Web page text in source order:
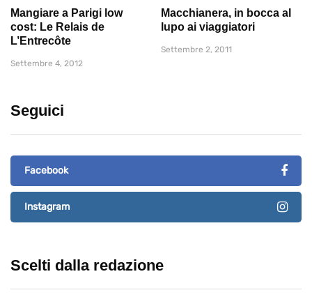
Mangiare a Parigi low
cost: Le Relais de
L’Entrecôte
Settembre 4, 2012
Macchianera, in bocca al
lupo ai viaggiatori
Settembre 2, 2011
Seguici
Facebook
Instagram
Scelti dalla redazione